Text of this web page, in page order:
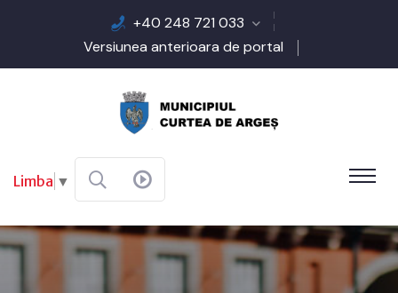
+40 248 721 033
Versiunea anterioara de portal
Limba ▼